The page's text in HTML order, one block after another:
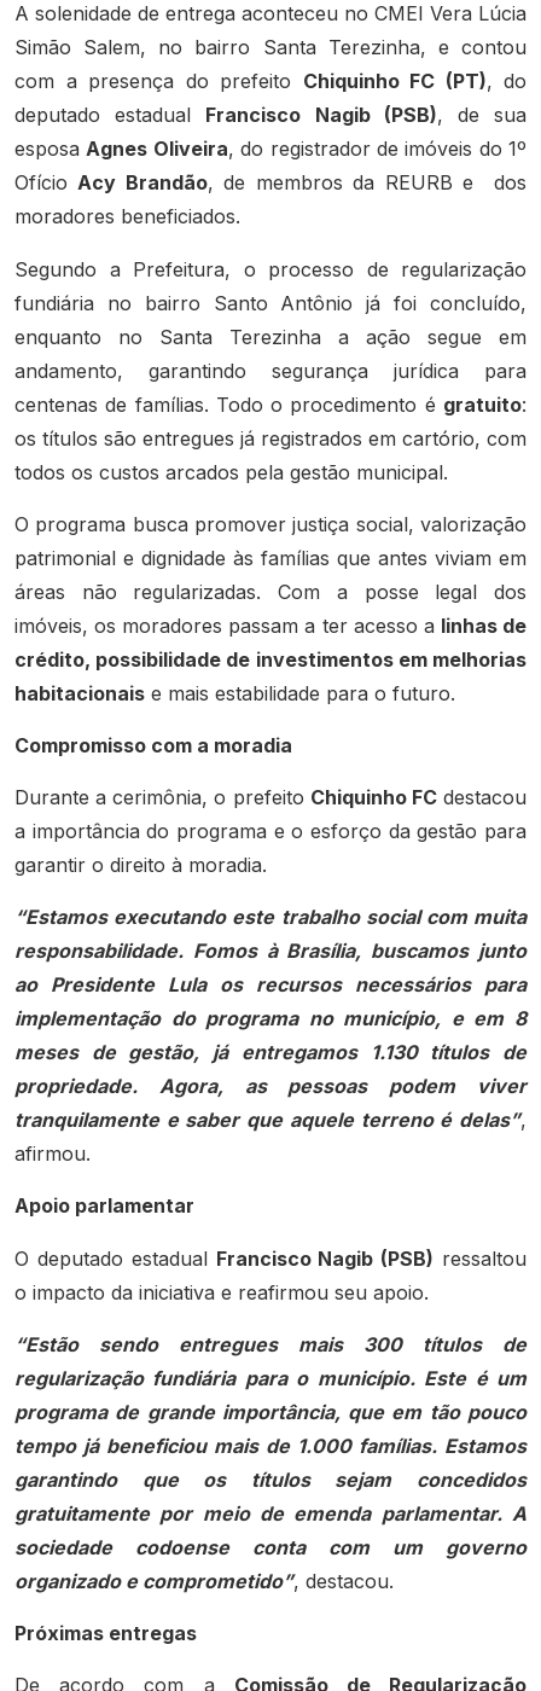
A solenidade de entrega aconteceu no CMEI Vera Lúcia
Simão Salem, no bairro Santa Terezinha, e contou
com a presença do prefeito Chiquinho FC (PT), do
deputado estadual Francisco Nagib (PSB), de sua
esposaAgnes Oliveira, do registrador de imóveis do 1º
OfícioAcy Brandão, de membros da REURB e
dos
moradores beneficiados.
Segundo a Prefeitura, o processo de regularização
fundiária no bairro Santo Antônio já foi concluído,
enquanto no Santa Terezinha a ação segue em
andamento, garantindo segurança jurídica para
centenas de famílias. Todo o procedimento é gratuito:
os títulos são entregues já registrados em cartório, com
todos os custos arcados pela gestão municipal.
O programa busca promover justiça social, valorização
patrimonial e dignidade às famílias que antes viviam em
áreas não regularizadas. Com a posse legal dos
imóveis, os moradores passam a ter acesso a linhas de
crédito, possibilidade de investimentos em melhorias
habitacionais e mais estabilidade para o futuro.
Compromisso com a moradia
Durante a cerimônia, o prefeito Chiquinho FCdestacou
a importância do programa e o esforço da gestão para
garantir o direito à moradia.
“Estamos executando este trabalho social com muita
responsabilidade. Fomos à Brasília, buscamos junto
ao Presidente Lula os recursos necessários para
implementação do programa no município, e em 8
meses de gestão, já entregamos 1.130 títulos de
propriedade. Agora, as pessoas podem viver
tranquilamente e saber que aquele terreno é delas”,
afirmou.
Apoio parlamentar
O deputado estadual Francisco Nagib (PSB) ressaltou
o impacto da iniciativa e reafirmou seu apoio.
“Estão sendo entregues mais 300 títulos de
regularização fundiária para o município. Este é um
programa de grande importância, que em tão pouco
tempo já beneficiou mais de 1.000 famílias. Estamos
garantindo que os títulos sejam concedidos
gratuitamente por meio de emenda parlamentar. A
sociedade codoense conta com um governo
organizado e comprometido”, destacou.
Próximas entregas
De acordo com a Comissão de Regularização